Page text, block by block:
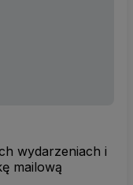
wydarzeniach i
mailową